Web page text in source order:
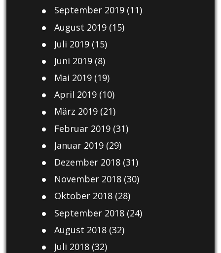
September 2019(11)
August 2019(15)
Juli 2019(15)
Juni 2019(8)
Mai 2019(19)
April 2019(10)
März 2019(21)
Februar 2019(31)
Januar 2019(29)
Dezember 2018(31)
November 2018(30)
Oktober 2018(28)
September 2018(24)
August 2018(32)
Juli 2018(32)